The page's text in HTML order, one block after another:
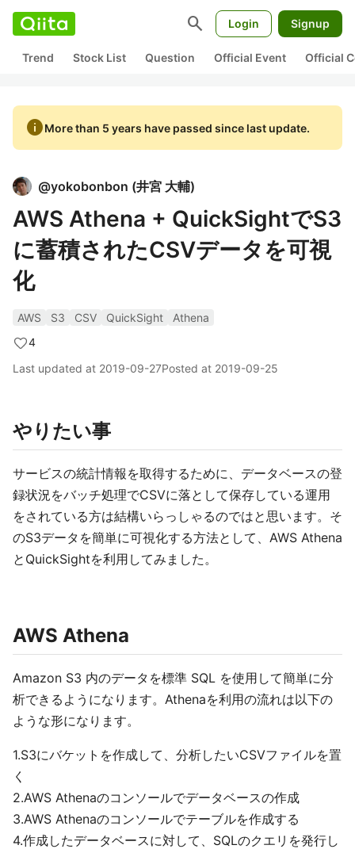
search Login Signup
Trend Stock List Question Official Event Official
infoMore than 5 years have passed since last update.
@yokobonbon (井宮 大輔)
AWS Athena + QuickSightでS3
に蓄積されたCSVデータを可視
化
AWS S3 CSV QuickSight
Athena
4
Last updated at 2019-09-27Posted at 2019-09-25
やりたい事
サービスの統計情報を取得するために、データベースの登
録状況をバッチ処理でCSVに落として保存している運用
をされている方は結構いらっしゃるのではと思います。そ
のS3データを簡単に可視化する方法として、AWS Athena
とQuickSightを利用してみました。
AWS Athena
Amazon S3 内のデータを標準 SQL を使用して簡単に分
析できるようになります。Athenaを利用の流れは以下の
ような形になります。
1.S3にバケットを作成して、分析したいCSVファイルを置
く
2.AWS Athenaのコンソールでデータベースの作成
3.AWS Athenaのコンソールでテーブルを作成する
4.作成したデータベースに対して、SQLのクエリを発行し